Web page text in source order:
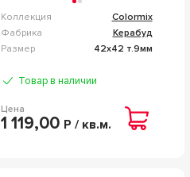
Коллекция
Colormix
Фабрика
Керабуд
Размер
42x42 т.9мм
Товар в наличии
Цена
1 119,00 Р / кв.м.